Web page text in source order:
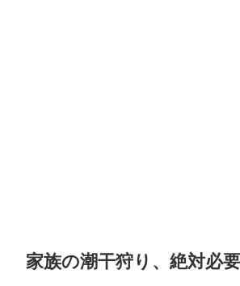
家族の潮干狩り、絶対必